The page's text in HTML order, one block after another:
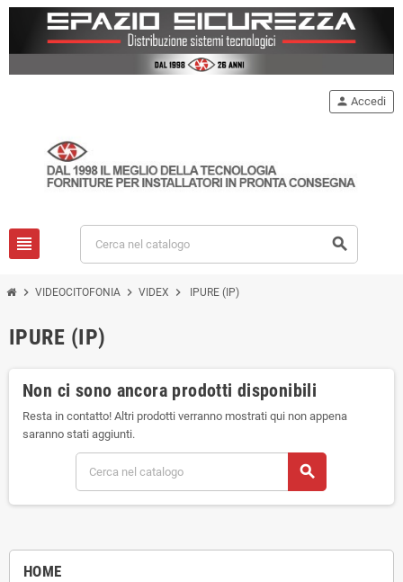
view_headline search
person Accedi
chevron_right VIDEOCITOFONIA chevron_right VIDEX chevron_right IPURE (IP)
HOME
IPURE (IP)
Non ci sono ancora prodotti disponibili
Resta in contatto! Altri prodotti verranno mostrati qui non appena
saranno stati aggiunti.
search